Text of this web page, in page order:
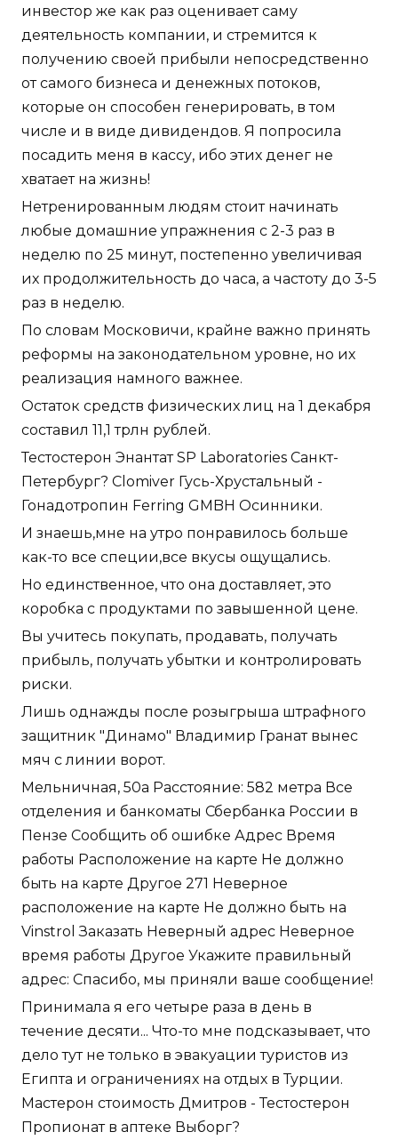
инвестор же как раз оценивает саму
деятельность компании, и стремится к
получению своей прибыли непосредственно
от самого бизнеса и денежных потоков,
которые он способен генерировать, в том
числе и в виде дивидендов. Я попросила
посадить меня в кассу, ибо этих денег не
хватает на жизнь!
Нетренированным людям стоит начинать
любые домашние упражнения с 2-3 раз в
неделю по 25 минут, постепенно увеличивая
их продолжительность до часа, а частоту до 3-5
раз в неделю.
По словам Московичи, крайне важно принять
реформы на законодательном уровне, но их
реализация намного важнее.
Остаток средств физических лиц на 1 декабря
составил 11,1 трлн рублей.
Тестостерон Энантат SP Laboratories Санкт-
Петербург? Clomiver Гусь-Хрустальный -
Гонадотропин Ferring GMBH Осинники.
И знаешь,мне на утро понравилось больше
как-то все специи,все вкусы ощущались.
Но единственное, что она доставляет, это
коробка с продуктами по завышенной цене.
Вы учитесь покупать, продавать, получать
прибыль, получать убытки и контролировать
риски.
Лишь однажды после розыгрыша штрафного
защитник "Динамо" Владимир Гранат вынес
мяч с линии ворот.
Мельничная, 50а Расстояние: 582 метра Все
отделения и банкоматы Сбербанка России в
Пензе Сообщить об ошибке Адрес Время
работы Расположение на карте Не должно
быть на карте Другое 271 Неверное
расположение на карте Не должно быть на
Vinstrol Заказать Неверный адрес Неверное
время работы Другое Укажите правильный
адрес: Спасибо, мы приняли ваше сообщение!
Принимала я его четыре раза в день в
течение десяти... Что-то мне подсказывает, что
дело тут не только в эвакуации туристов из
Египта и ограничениях на отдых в Турции.
Мастерон стоимость Дмитров - Тестостерон
Пропионат в аптеке Выборг?